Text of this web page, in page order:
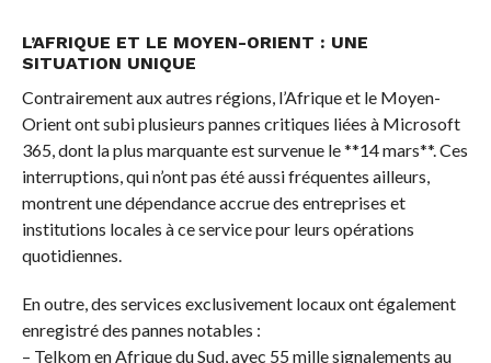
L’AFRIQUE ET LE MOYEN-ORIENT : UNE
SITUATION UNIQUE
Contrairement aux autres régions, l’Afrique et le Moyen-
Orient ont subi plusieurs pannes critiques liées à Microsoft
365, dont la plus marquante est survenue le **14 mars**. Ces
interruptions, qui n’ont pas été aussi fréquentes ailleurs,
montrent une dépendance accrue des entreprises et
institutions locales à ce service pour leurs opérations
quotidiennes.
En outre, des services exclusivement locaux ont également
enregistré des pannes notables :
– Telkom en Afrique du Sud, avec 55 mille signalements au